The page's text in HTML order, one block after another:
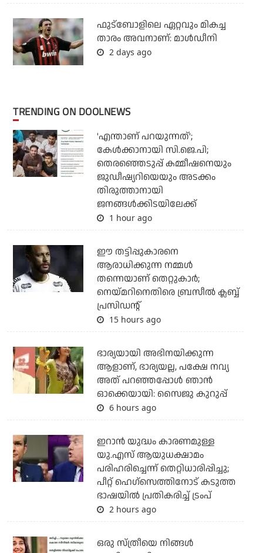
ഫുട്‌ബോളിലെ ഏറ്റവും മികച്ച
താരം അവനാണ്: മാള്‍ഡീനി
2 days ago
TRENDING ON DOOLNEWS
'എന്താണ് പറയുന്നത്';
കേള്‍ക്കാനായി സി.ജെ.പി;
തെരഞ്ഞെടുപ്പ് കമ്മീഷനെയും
ജുഡീഷ്യറിയെയും അടക്കം
തിരുത്താനായി
ജനങ്ങള്‍ക്കിടയിലേക്ക്
1 hour ago
ഈ തട്ടിപ്പുകാരനെ
ആരാധിക്കുന്ന നമ്മള്‍
തന്നെയാണ് തെറ്റുകാര്‍;
നെയ്മറിനെതിരെ ബ്രസീല്‍ ക്ലബ്ബ്
പ്രസിഡന്റ്
15 hours ago
ഭാര്യയായി അഭിനയിക്കുന്ന
ആളാണ്, ഭാര്യയല്ല, പക്ഷേ നവ്യ
അത് പറഞ്ഞപ്പോള്‍ ഞാന്‍
ഓക്കെയായി: സൈജു കുറുപ്പ്
6 hours ago
ഇറാന്‍ യുദ്ധം കാരണമുള്ള
യു.എസ് ആയുധക്ഷാമം
പരിഹരിച്ചെന്ന് തെറ്റിധാരിപ്പിച്ചു;
പീറ്റ് ഹെഗ്‌സെത്തിനോട് കടുത്ത
ഭാഷയില്‍ പ്രതികരിച്ച് ട്രംപ്
2 hours ago
ഒരു സ്ത്രീയെ നിങ്ങള്‍